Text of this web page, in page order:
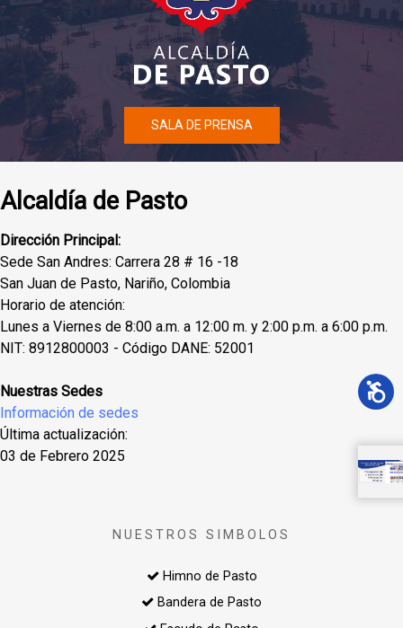
SALA DE PRENSA
Alcaldía de Pasto
Dirección Principal:
Sede San Andres: Carrera 28 # 16 -18
San Juan de Pasto, Nariño, Colombia
Horario de atención:
Lunes a Viernes de 8:00 a.m. a 12:00 m. y 2:00 p.m. a 6:00 p.m.
NIT: 8912800003 - Código DANE: 52001
Nuestras Sedes
Información de sedes
Última actualización:
03 de Febrero 2025
NUESTROS SIMBOLOS
Himno de Pasto
Bandera de Pasto